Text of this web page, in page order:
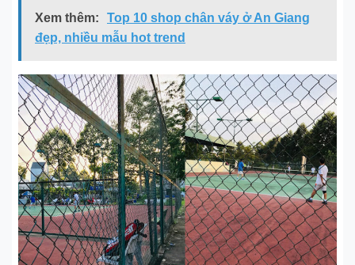
Xem thêm:
Top 10 shop chân váy ở An Giang
đẹp, nhiều mẫu hot trend